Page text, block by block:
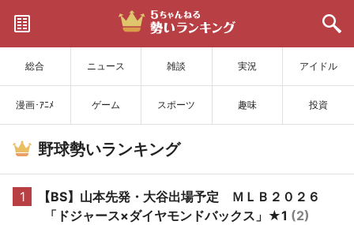
総合 ニュース 雑談 実況 アイドル
漫画･ｱﾆﾒ ゲーム スポーツ 趣味 投資
サイトを更新
野球勢いランキング
1
【BS】山本先発・大谷出場予定 ＭＬＢ２０２６
「ドジャース×ダイヤモンドバックス」★1 (2)